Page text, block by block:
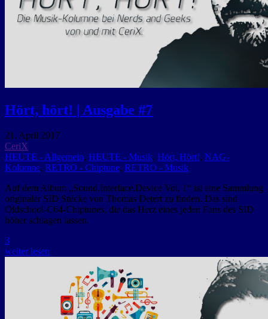
Hört, hört! | Ausgabe #7
21. April 2017
CeriX
HEUTE - Allgemein, HEUTE - Musik, Hört, Hört!, NAG-
Kolumne, RETRO - Chiptune, RETRO - Musik
Auf dem Album „Sound.Interface.Device Vol. 1“ ist eine Sammlung
originaler SID Stücke von Thomas Detert zu finden. Das sind
Oldschool-C64-Chiptunes, die das Herz eines jeden Fans des SID
höher schlagen lassen.
3
weiter lesen